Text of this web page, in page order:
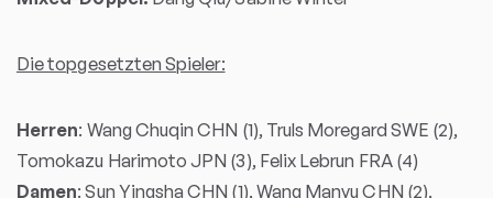
Die topgesetzten Spieler:
Herren: Wang Chuqin CHN (1), Truls Moregard SWE (2),
Tomokazu Harimoto JPN (3), Felix Lebrun FRA (4)
Damen: Sun Yingsha CHN (1), Wang Manyu CHN (2),